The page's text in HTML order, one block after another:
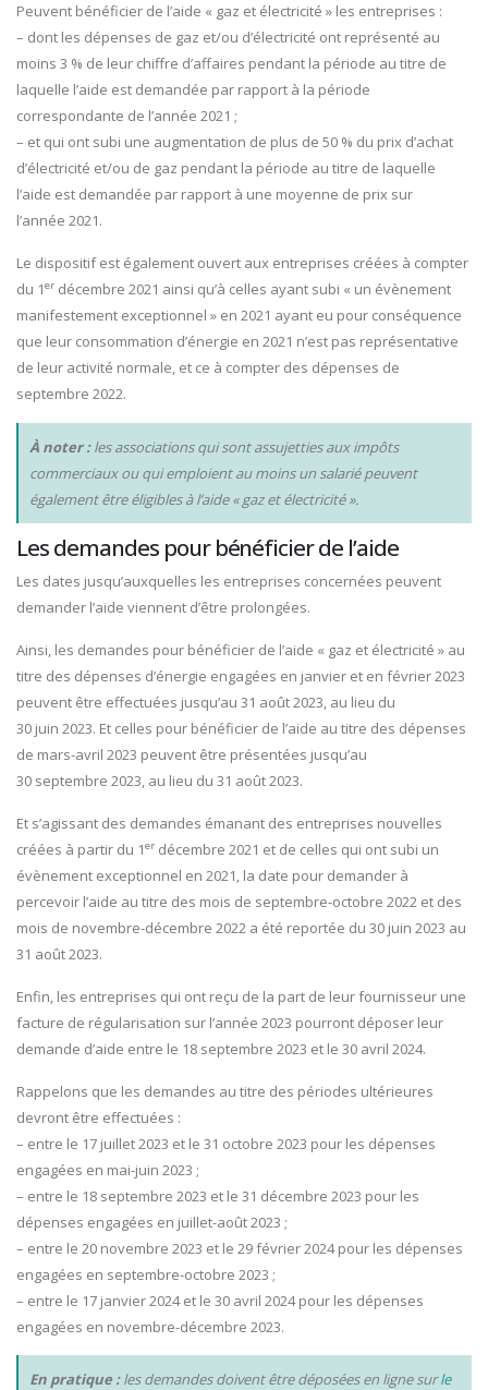
Peuvent bénéficier de l’aide « gaz et électricité » les entreprises :
– dont les dépenses de gaz et/ou d’électricité ont représenté au
moins 3 % de leur chiffre d’affaires pendant la période au titre de
laquelle l’aide est demandée par rapport à la période
correspondante de l’année 2021 ;
– et qui ont subi une augmentation de plus de 50 % du prix d’achat
d’électricité et/ou de gaz pendant la période au titre de laquelle
l’aide est demandée par rapport à une moyenne de prix sur
l’année 2021.
Le dispositif est également ouvert aux entreprises créées à compter
du 1er décembre 2021 ainsi qu’à celles ayant subi « un évènement
manifestement exceptionnel » en 2021 ayant eu pour conséquence
que leur consommation d’énergie en 2021 n’est pas représentative
de leur activité normale, et ce à compter des dépenses de
septembre 2022.
À noter :les associations qui sont assujetties aux impôts
commerciaux ou qui emploient au moins un salarié peuvent
également être éligibles à l’aide « gaz et électricité ».
Les demandes pour bénéficier de l’aide
Les dates jusqu’auxquelles les entreprises concernées peuvent
demander l’aide viennent d’être prolongées.
Ainsi, les demandes pour bénéficier de l’aide « gaz et électricité » au
titre des dépenses d’énergie engagées en janvier et en février 2023
peuvent être effectuées jusqu’au 31 août 2023, au lieu du
30 juin 2023. Et celles pour bénéficier de l’aide au titre des dépenses
de mars-avril 2023 peuvent être présentées jusqu’au
30 septembre 2023, au lieu du 31 août 2023.
Et s’agissant des demandes émanant des entreprises nouvelles
créées à partir du 1er décembre 2021 et de celles qui ont subi un
évènement exceptionnel en 2021, la date pour demander à
percevoir l’aide au titre des mois de septembre-octobre 2022 et des
mois de novembre-décembre 2022 a été reportée du 30 juin 2023 au
31 août 2023.
Enfin, les entreprises qui ont reçu de la part de leur fournisseur une
facture de régularisation sur l’année 2023 pourront déposer leur
demande d’aide entre le 18 septembre 2023 et le 30 avril 2024.
Rappelons que les demandes au titre des périodes ultérieures
devront être effectuées :
– entre le 17 juillet 2023 et le 31 octobre 2023 pour les dépenses
engagées en mai-juin 2023 ;
– entre le 18 septembre 2023 et le 31 décembre 2023 pour les
dépenses engagées en juillet-août 2023 ;
– entre le 20 novembre 2023 et le 29 février 2024 pour les dépenses
engagées en septembre-octobre 2023 ;
– entre le 17 janvier 2024 et le 30 avril 2024 pour les dépenses
engagées en novembre-décembre 2023.
En pratique :les demandes doivent être déposées en ligne surle